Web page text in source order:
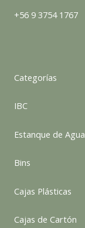
+56 9 3754 1767
Categorías
IBC
Estanque de Agua
Bins
Cajas Plásticas
Cajas de Cartón